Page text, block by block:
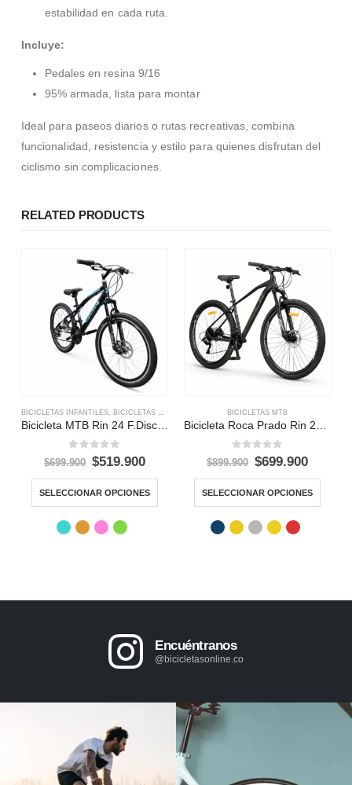
estabilidad en cada ruta.
Incluye:
Pedales en resina 9/16
95% armada, lista para montar
Ideal para paseos diarios o rutas recreativas, combina
funcionalidad, resistencia y estilo para quienes disfrutan del
ciclismo sin complicaciones.
RELATED PRODUCTS
BICICLETAS INFANTILES, BICICLETAS MTB
Bicicleta MTB Rin 24 F.Disco Shimano 21
0 out of 5
$699.900 $519.900
SELECCIONAR OPCIONES
BICICLETAS MTB
Bicicleta Roca Prado Rin 29 MTB 24 Vel
0 out of 5
$899.900 $699.900
SELECCIONAR OPCIONES
Encuéntranos
@bicicletasonline.co